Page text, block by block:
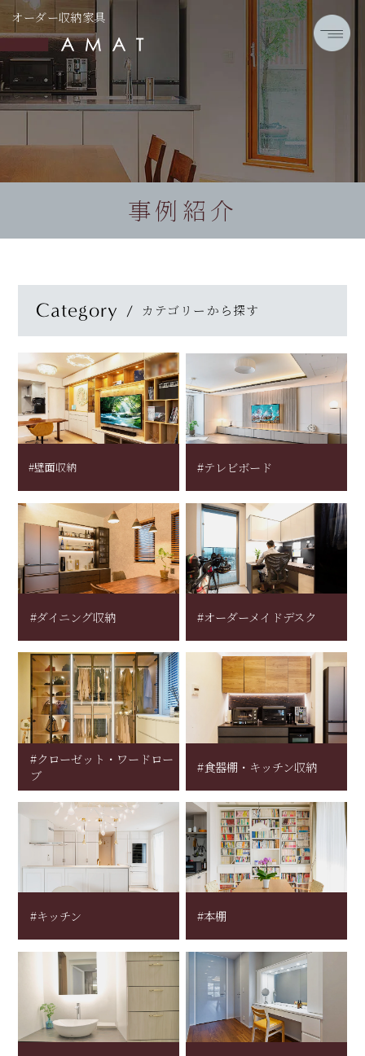
オーダー収納家具
事例紹介
Category カテゴリーから探す
#壁面収納 #テレビボード
#ダイニング収納 #オーダーメイドデスク
#クローゼット・ワードロー
ブ
#食器棚・キッチン収納
#キッチン #本棚